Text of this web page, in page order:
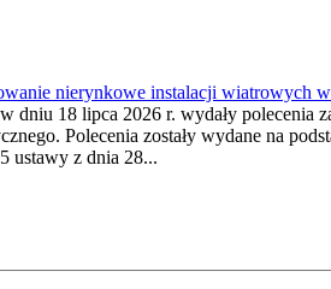
nierynkowe instalacji wiatrowych
dniu 18 lipca 2026 r. wydały
Polecenia zostały wydane na
ustawy z dnia 28...